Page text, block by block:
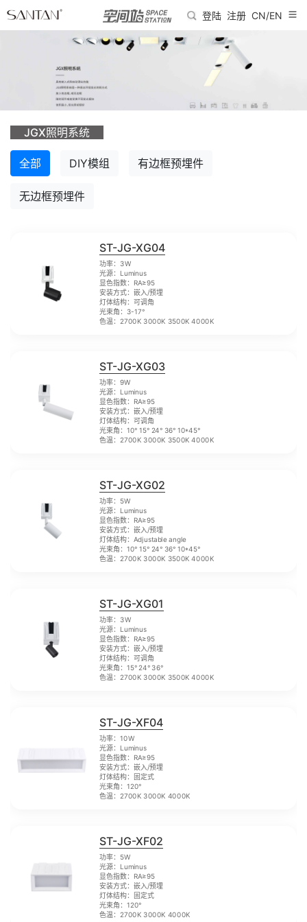
登陆 注册 CN/EN
JGX照明系统
全部 DIY模组 有边框预埋件
无边框预埋件
ST-JG-XG04
功率：3W
光源：Luminus
显色指数：RA≥95
安装方式：嵌入/预埋
灯体结构：可调角
光束角：3-17°
色温：2700K 3000K 3500K 4000K
ST-JG-XG03
功率：9W
光源：Luminus
显色指数：RA≥95
安装方式：嵌入/预埋
灯体结构：可调角
光束角：10° 15° 24° 36° 10*45°
色温：2700K 3000K 3500K 4000K
ST-JG-XG02
功率：5W
光源：Luminus
显色指数：RA≥95
安装方式：嵌入/预埋
灯体结构：Adjustable angle
光束角：10° 15° 24° 36° 10*45°
色温：2700K 3000K 3500K 4000K
ST-JG-XG01
功率：3W
光源：Luminus
显色指数：RA≥95
安装方式：嵌入/预埋
灯体结构：可调角
光束角：15° 24° 36°
色温：2700K 3000K 3500K 4000K
ST-JG-XF04
功率：10W
光源：Luminus
显色指数：RA≥95
安装方式：嵌入/预埋
灯体结构：固定式
光束角：120°
色温：2700K 3000K 4000K
ST-JG-XF02
功率：5W
光源：Luminus
显色指数：RA≥95
安装方式：嵌入/预埋
灯体结构：固定式
光束角：120°
色温：2700K 3000K 4000K